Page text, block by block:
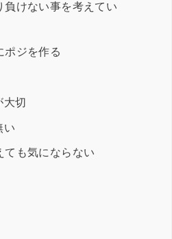
負けない事を考えてい
ポジを作る
大切
い
ても気にならない